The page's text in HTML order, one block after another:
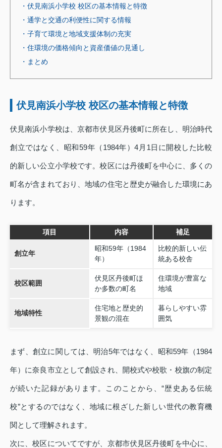
・伏見南浜小学校 校区の基本情報と特徴
・通学と交通の利便性に関する情報
・子育て環境と地域支援体制の充実
・住環境の価格傾向と資産価値の見通し
・まとめ
伏見南浜小学校 校区の基本情報と特徴
伏見南浜小学校は、京都市伏見区丹後町に所在し、明治時代
創立ではなく、昭和59年（1984年）4月1日に開校した比較
的新しい公立小学校です。校区には丹後町を中心に、多くの
町名が含まれており、地域の住宅と歴史が融合した環境にあ
ります。
項目 内容 補足
創立年
昭和59年（1984
年）
比較的新しい伝
統ある校舎
校区範囲
伏見区丹後町ほ
か多数の町名
住環境が豊富な
地域
地域特性
住宅地と歴史的
景観の混在
暮らしやすい雰
囲気
まず、創立に関しては、明治5年ではなく、昭和59年（1984
年）に奈良市立として創設され、開校式や校歌・校旗の制定
が続いた記録があります。このことから、“歴史ある伝統
校”とするのではなく、地域に根ざした新しい世代の教育機
関として理解されます。
次に、校区についてですが、京都市伏見区丹後町を中心に、